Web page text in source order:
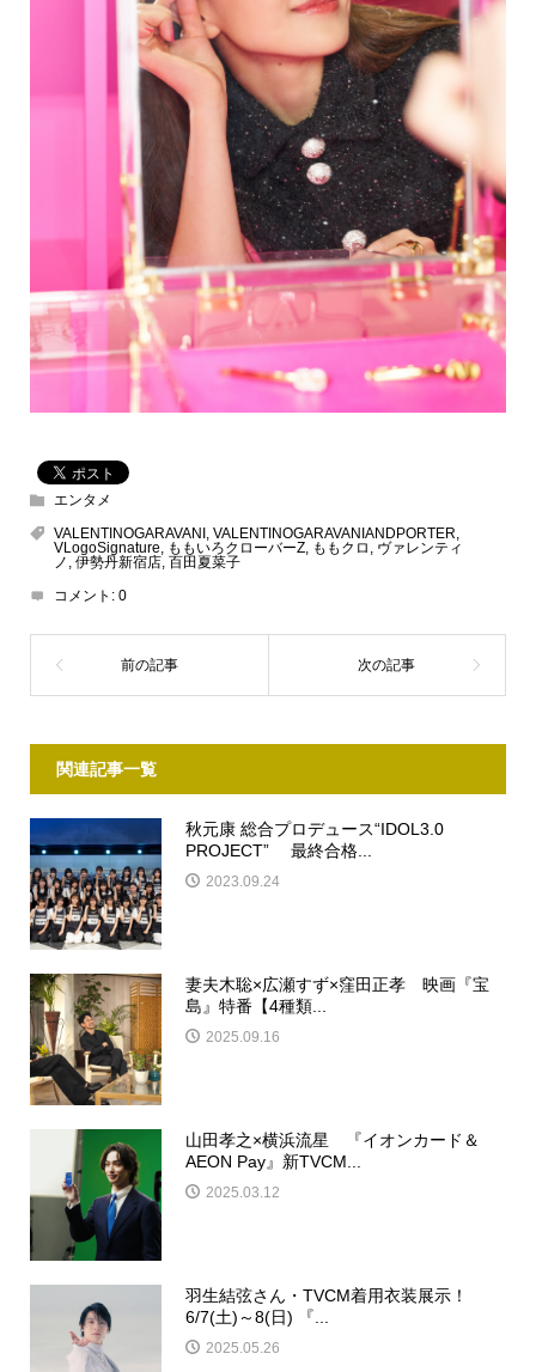
エンタメ
VALENTINOGARAVANI , VALENTINOGARAVANIANDPORTER,
VLogoSignature, ももいろクローバーZ, ももクロ , ヴァレンティ
ノ , 伊勢丹新宿店, 百田夏菜子
コメント: 0
関連記事一覧
秋元康 総合プロデュース“IDOL3.0
PROJECT” 最終合格...
2023.09.24
妻夫木聡×広瀬すず×窪田正孝 映画『宝
島』特番【4種類...
2025.09.16
山田孝之×横浜流星 『イオンカード＆
AEON Pay』新TVCM...
2025.03.12
羽生結弦さん・TVCM着用衣装展示！
6/7(土)～8(日) 『...
2025.05.26